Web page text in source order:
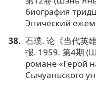
биография
Эпический
石璞. 论《当代英
报. 1959. 第4期
романе «Герой
Сычуаньского